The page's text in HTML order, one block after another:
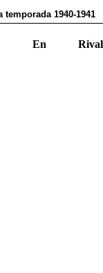
1940-1941
En Rival